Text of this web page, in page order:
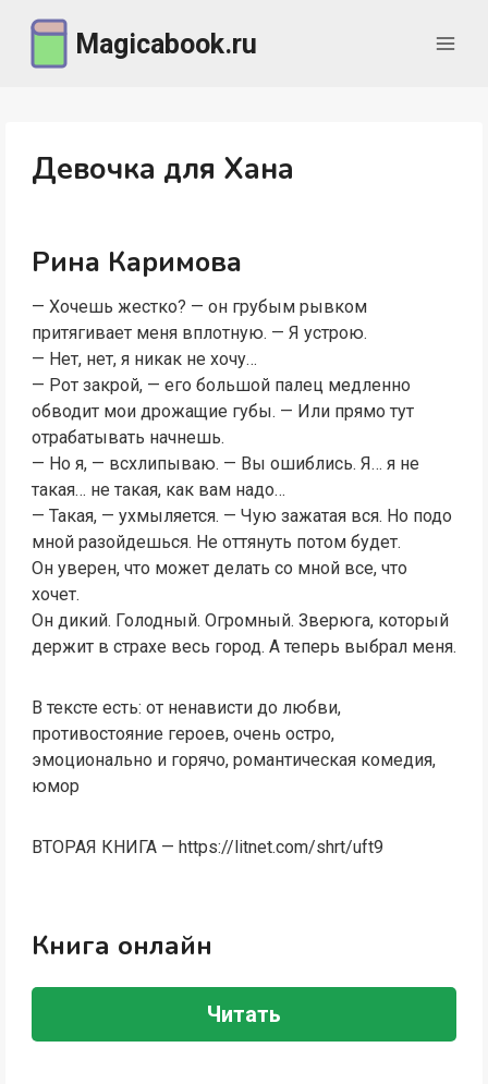
содержимому
Magicabook.ru
Девочка для Хана
Рина Каримова
— Хочешь жестко? — он грубым рывком
притягивает меня вплотную. — Я устрою.
— Нет, нет, я никак не хочу…
— Рот закрой, — его большой палец медленно
обводит мои дрожащие губы. — Или прямо тут
отрабатывать начнешь.
— Но я, — всхлипываю. — Вы ошиблись. Я… я не
такая… не такая, как вам надо…
— Такая, — ухмыляется. — Чую зажатая вся. Но подо
мной разойдешься. Не оттянуть потом будет.
Он уверен, что может делать со мной все, что
хочет.
Он дикий. Голодный. Огромный. Зверюга, который
держит в страхе весь город. А теперь выбрал меня.
В тексте есть: от ненависти до любви,
противостояние героев, очень остро,
эмоционально и горячо, романтическая комедия,
юмор
ВТОРАЯ КНИГА — https://litnet.com/shrt/uft9
Книга онлайн
Читать